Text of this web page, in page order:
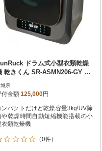
ドラム式小型衣類乾燥
乾きくん SR-ASMN206-GY グ
県
付金額 125,000円
ンパクトだけど乾燥容量3kg!UV除
や乾燥時間自動短縮機能搭載の小
衣類乾燥機
（0件）